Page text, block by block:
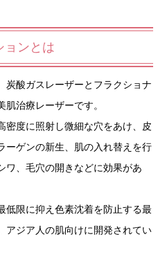
ョンとは
炭酸ガスレーザーとフラクショナ
治療レーザーです。
密度に照射し微細な穴をあけ、皮
ーゲンの新生、肌の入れ替えを行
ワ、毛穴の開きなどに効果があ
低限に抑え色素沈着を防止する最
アジア人の肌向けに開発されてい